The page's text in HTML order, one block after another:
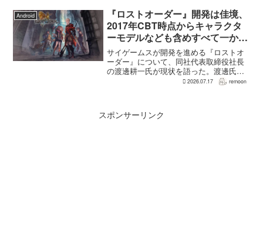
を担う。ファミ通のメールインタビュー
で本作のプロデューサ...
Android
『ロストオーダー』開発は佳境、
2017年CBT時点からキャラクタ
ーモデルなども含めすべて一から
作り直し
サイゲームスが開発を進める『ロストオ
ーダー』について、同社代表取締役社長
の渡邊耕一氏が現状を語った。渡邊氏に
よれば、開発はいままさに佳境を迎えて
2026.07.17 remoon
スポンサーリンク